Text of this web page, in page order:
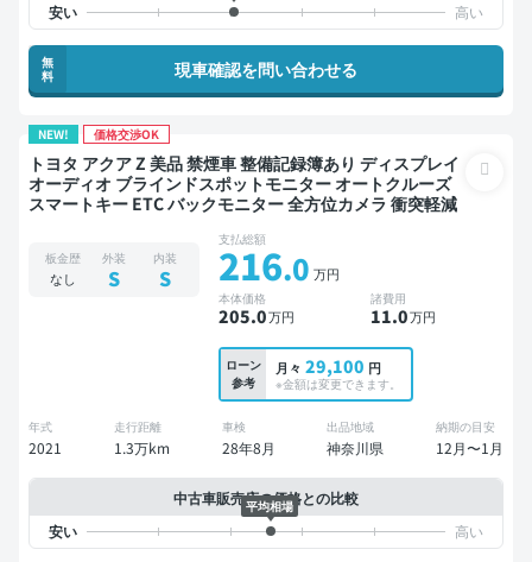
無
料
現車確認を問い合わせる
NEW! 価格交渉OK
トヨタ アクア Z 美品 禁煙車 整備記録簿あり ディスプレイ
オーディオ ブラインドスポットモニター オートクルーズ
スマートキー ETC バックモニター 全方位カメラ 衝突軽減
板金歴
なし
外装
S
内装
S
支払総額
216.0 万円
本体価格
205.0万円
諸費用
11.0万円
ローン
参考
月々 29,100 円
※金額は変更できます。
年式
2021
走行距離
1.3万km
車検
28年8月
出品地域
神奈川県
納期の目安
12月〜1月
中古車販売店の価格との比較
平均相場